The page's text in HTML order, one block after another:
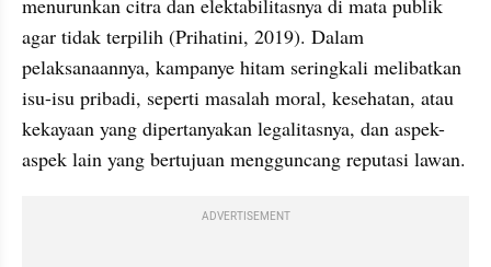
menurunkan citra dan elektabilitasnya di mata publik
agar tidak terpilih (Prihatini, 2019). Dalam
pelaksanaannya, kampanye hitam seringkali melibatkan
isu-isu pribadi, seperti masalah moral, kesehatan, atau
kekayaan yang dipertanyakan legalitasnya, dan aspek-
aspek lain yang bertujuan mengguncang reputasi lawan.
ADVERTISEMENT